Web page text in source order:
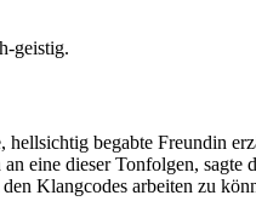
geistig.
begabte Freundin
eine dieser Tonfolgen,
Klangcodes arbeiten zu